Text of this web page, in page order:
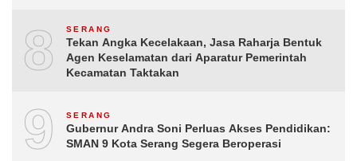
8 SERANG
Tekan Angka Kecelakaan, Jasa Raharja Bentuk
Agen Keselamatan dari Aparatur Pemerintah
Kecamatan Taktakan
9 SERANG
Gubernur Andra Soni Perluas Akses Pendidikan:
SMAN 9 Kota Serang Segera Beroperasi